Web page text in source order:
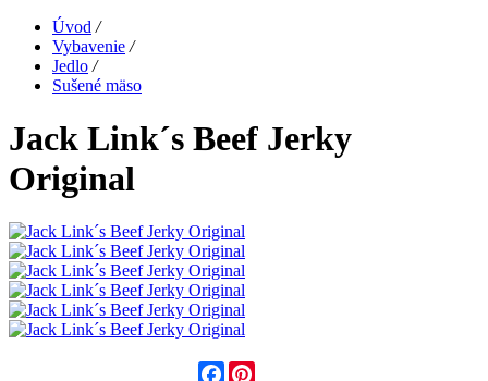
Úvod /
Vybavenie /
Jedlo /
Sušené mäso
Jack Link´s Beef Jerky
Original
Facebook